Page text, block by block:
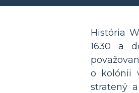
História
1630 a
o kolónii
stratený